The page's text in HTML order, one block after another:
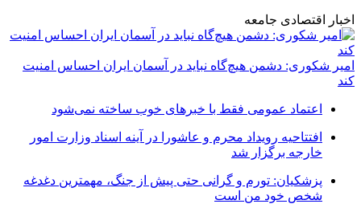
اخبار اقتصادی جامعه
امیر شکوری: دشمن هیچ‌گاه نباید در آسمان ایران احساس امنیت
کند
اعتماد عمومی فقط با خبرهای خوب ساخته نمی‌شود
افتتاحیه رویداد محرم و عاشورا در آینه اسناد وزارت امور
خارجه برگزار شد
پزشکیان: تورم و گرانی حتی پیش از جنگ، مهمترین دغدغه
شخص خود من است